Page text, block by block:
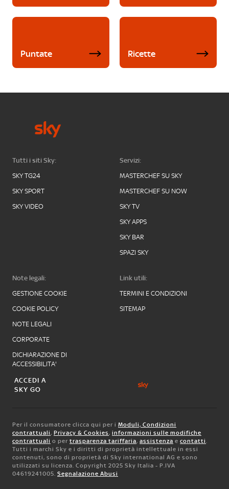
Puntate Ricette
Tutti i siti Sky:
SKY TG24
SKY SPORT
SKY VIDEO
Servizi:
MASTERCHEF SU SKY
MASTERCHEF SU NOW
SKY TV
SKY APPS
SKY BAR
SPAZI SKY
Note legali:
GESTIONE COOKIE
COOKIE POLICY
NOTE LEGALI
CORPORATE
DICHIARAZIONE DI
ACCESSIBILITA'
Link utili:
TERMINI E CONDIZIONI
SITEMAP
ACCEDI A
SKY GO
Per il consumatore clicca qui per i Moduli, Condizioni
contrattuali , Privacy & Cookies, informazioni sulle modifiche
contrattuali o per trasparenza tariffaria, assistenza e contatti
Tutti i marchi Sky e i diritti di proprietà intellettuale in essi
contenuti, sono di proprietà di Sky international AG e sono
utilizzati su licenza. Copyright 2025 Sky Italia - P.IVA
04619241005. Segnalazione Abusi